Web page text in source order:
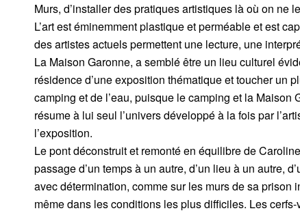
Murs, d’installer des pratiques artistiques là où on ne
L’art est éminemment plastique et perméable et est
des artistes actuels permettent une lecture, une
La Maison Garonne, a semblé être un lieu culturel
résidence d’une exposition thématique et toucher un
camping et de l’eau, puisque le camping et la Maison
résume à lui seul l’univers développé à la fois par
l’exposition.
Le pont déconstruit et remonté en équilibre de
passage d’un temps à un autre, d’un lieu à un autre,
avec détermination, comme sur les murs de sa
même dans les conditions les plus difficiles. Les